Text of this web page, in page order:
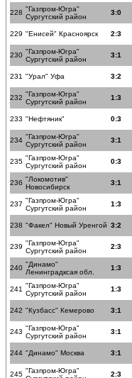
228 "Газпром-Югра"
Сургутский район
3:0
229 "Енисей" Красноярск 2:3
230 "Газпром-Югра"
Сургутский район
3:1
231 "Урал" Уфа 3:2
232 "Газпром-Югра"
Сургутский район
1:3
233 "Нефтяник" 0:3
234 "Газпром-Югра"
Сургутский район
3:1
235 "Газпром-Югра"
Сургутский район
0:3
236 "Локомотив"
Новосибирск
3:1
237 "Газпром-Югра"
Сургутский район
1:3
238 "Факел" Новый Уренгой 3:2
239 "Газпром-Югра"
Сургутский район
2:3
240 "Динамо"
Ленинградксая обл.
1:3
241 "Газпром-Югра"
Сургутский район
1:3
242 "Кузбасс" Кемерово 3:1
243 "Газпром-Югра"
Сургутский район
3:1
244 "Динамо" Москва 3:1
245 "Газпром-Югра"
2:3